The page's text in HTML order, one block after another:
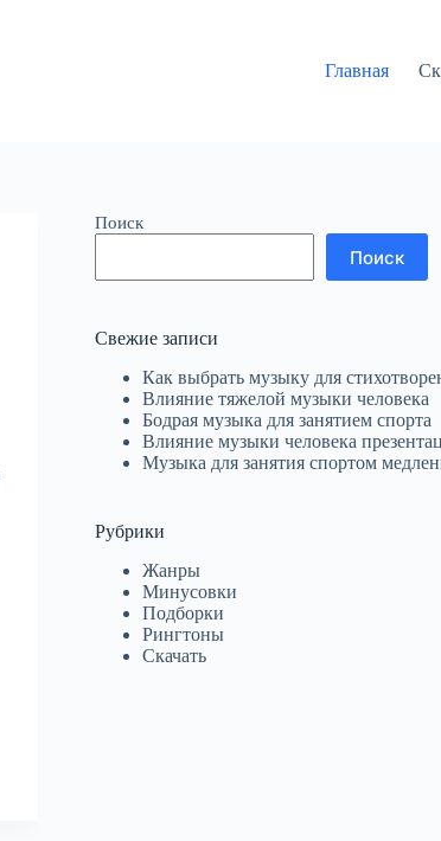
Главная
Поиск
Поиск
Свежие записи
Как выбрать музыку для
Влияние тяжелой музыки человека
Бодрая музыка для занятием спорта
Влияние музыки человека
Музыка для занятия спортом
Рубрики
Жанры
Минусовки
Подборки
Рингтоны
Скачать